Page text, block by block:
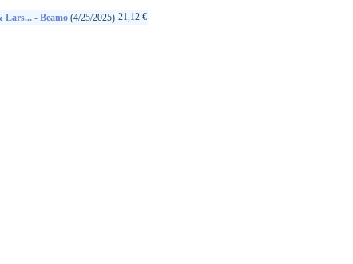
Lars... - Beamo (4/25/2025) 21,12 €